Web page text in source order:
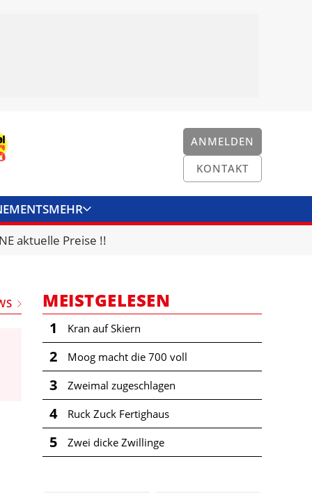
ANMELDEN
KONTAKT
MEHR
KONTAKT
aktuelle Preise !!
MEISTGELESEN
1 Kran auf Skiern
2 Moog macht die 700 voll
3 Zweimal zugeschlagen
4 Ruck Zuck Fertighaus
5 Zwei dicke Zwillinge